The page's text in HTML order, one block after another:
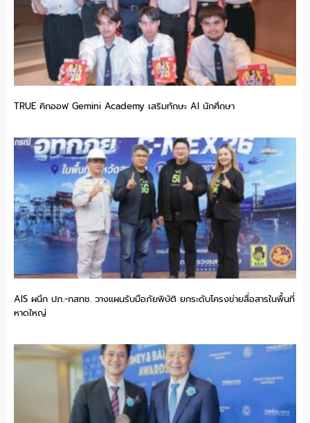
TRUE คิกออฟ Gemini Academy เสริมทักษะ AI นักศึกษา
AIS ผนึก ปภ.-กสทช. วางแผนรับมือภัยพิบัติ ยกระดับโครงข่ายสื่อสารในพื้นที่
หาดใหญ่